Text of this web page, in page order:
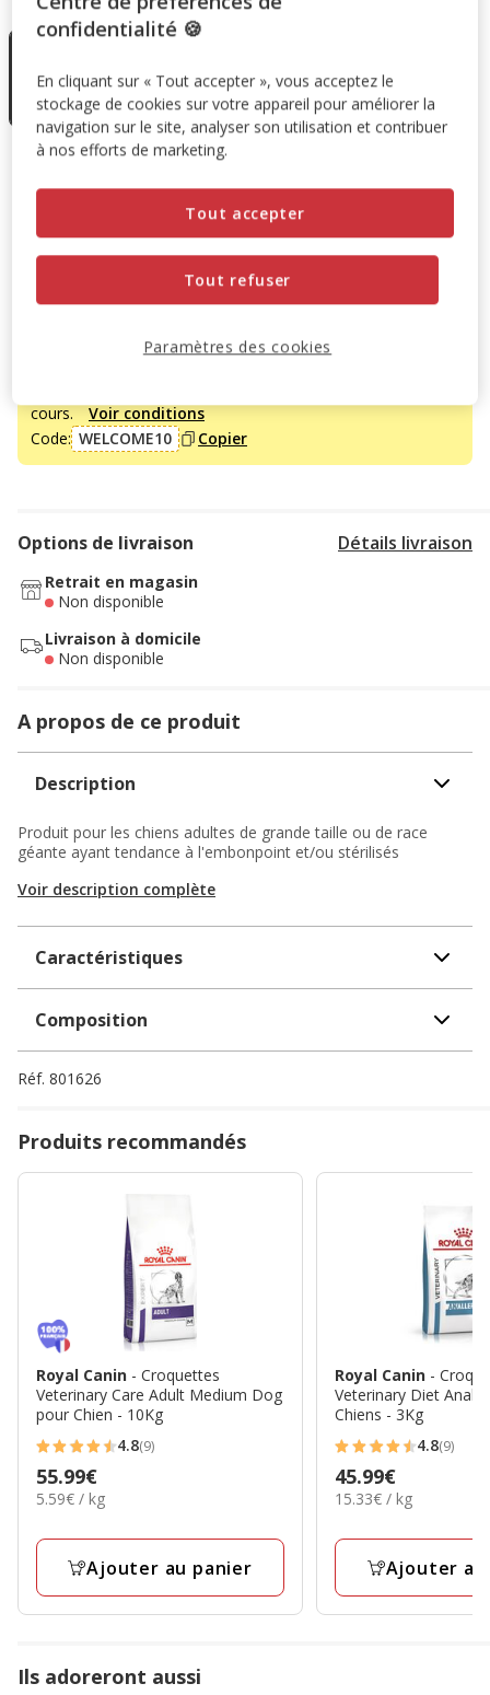
En rupture
76.90€
(6.40€ / kg)
Promotion disponible
-10% sur votre première commande* avec votre Carte
cours. Voir conditions
Code: WELCOME10 Copier
Prix 76.90€, 6.40 EUR par kg
Temporairement en rupture de stock
Découvrir des produits similaires
Options de livraison Détails livraison
Retrait en magasin
Non disponible
Livraison à domicile
Non disponible
A propos de ce produit
Description
Produit pour les chiens adultes de grande taille ou de race
géante ayant tendance à l'embonpoint et/ou stérilisés
Voir description complète
Caractéristiques
Composition
Réf. 801626
Produits recommandés
Royal Canin - Croquettes
Veterinary Care Adult Medium Dog
pour Chien - 10Kg
4.8
étoiles
avec
9
4.8(9)
Prix
55.99€
55.99€
5.59€
Kg
5.59€ / kg
Ajouter au panier
Royal Canin -
Veterinary Diet
Chiens - 3Kg
4.8
étoiles
avec
9
4.8(9)
Prix
45.99€
45.99€
15.33€
Kg
15.33€ / kg
Ajouter
Ils adoreront aussi
confidentialité 🍪
En cliquant sur « Tout accepter », vous acceptez le
stockage de cookies sur votre appareil pour améliorer la
navigation sur le site, analyser son utilisation et contribuer
à nos efforts de marketing.
Tout refuser
Tout accepter
Paramètres des cookies